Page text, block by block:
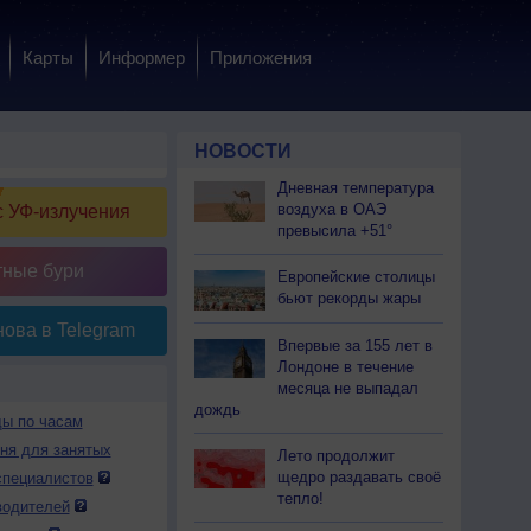
Карты Информер Приложения
УФ-излучения
бури
в Telegram
по часам
для занятых
НОВОСТИ
Дневная температура
воздуха в ОАЭ
превысила +51°
Европейские столицы
бьют рекорды жары
Впервые за 155 лет в
Лондоне в течение
месяца не выпадал
дождь
Лето продолжит
щедро раздавать своё
тепло!